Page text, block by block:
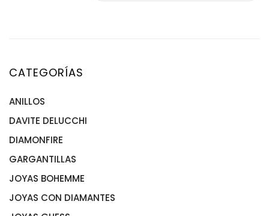
CATEGORÍAS
ANILLOS
ANILLOS ACERO
ANILLOS DE ORO
ANILLOS PLATA
DAVITE DELUCCHI
DIAMONFIRE
GARGANTILLAS
GARGANTILLA ACERO
GARGANTILLAS ORO
JOYAS BOHEMME
JOYAS CON DIAMANTES